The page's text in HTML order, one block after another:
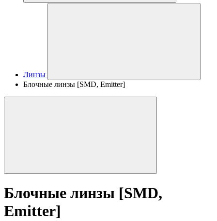
Линзы
Блочные линзы [SMD, Emitter]
Блочные линзы [SMD,
Emitter]